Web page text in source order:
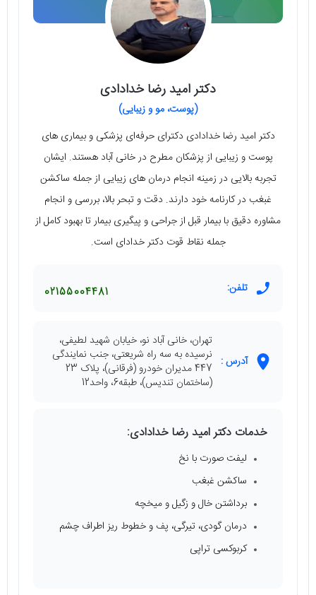
دکتر امید رضا خدادادی
(پوست، مو و زیبایی)
دکتر امید رضا خدادادی دکترای حرفه‌ای پزشکی و بیماری های
پوست و زیبایی از پزشکان مطرح در خانی آباد هستند. ایشان
تجربه بالایی در زمینه انجام درمان های زیبایی از جمله ساکشن
غبغب در کارنامه خود دارند. دقت و تبحر بالا، بررسی و انجام
مشاوره دقیق با بیمار قبل از جراحی و پیگیری بیمار تا بهبود کامل از
جمله نقاط قوت دکتر خدادای است.
تلفن: 02155004481
آدرس :
تهران، خانی آباد نو، خیابان شهید لطیفی،
نرسیده به سه راه شریعتی، جنب نمایندگی
447 مدیران خودرو (فرقانی)، پلاک 23
(ساختمان تندیس)، طبقه6، واحد12
خدمات دکتر امید رضا خدادادی:
لیفت صورت با نخ
ساکشن غبغب
برداشتن خال و زگیل و میخچه
درمان گودی، تیرگی، پف و خطوط ریز اطراف چشم
کربوکسی تراپی